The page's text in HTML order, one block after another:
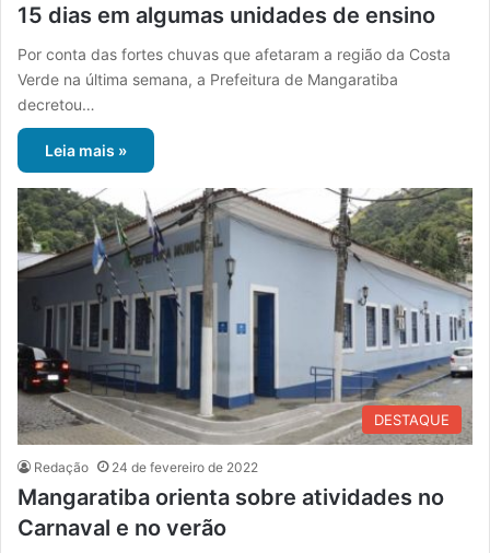
15 dias em algumas unidades de ensino
Por conta das fortes chuvas que afetaram a região da Costa
Verde na última semana, a Prefeitura de Mangaratiba
decretou…
Leia mais »
DESTAQUE
Redação 24 de fevereiro de 2022
Mangaratiba orienta sobre atividades no
Carnaval e no verão